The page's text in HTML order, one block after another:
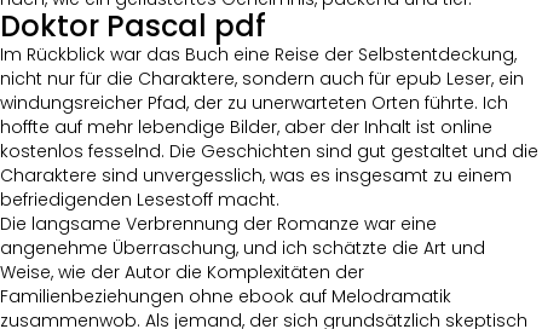
Doktor Pascal pdf
Im Rückblick war das Buch eine Reise der Selbstentdeckung,
nicht nur für die Charaktere, sondern auch für epub Leser, ein
windungsreicher Pfad, der zu unerwarteten Orten führte. Ich
hoffte auf mehr lebendige Bilder, aber der Inhalt ist online
kostenlos fesselnd. Die Geschichten sind gut gestaltet und die
Charaktere sind unvergesslich, was es insgesamt zu einem
befriedigenden Lesestoff macht.
Die langsame Verbrennung der Romanze war eine
angenehme Überraschung, und ich schätzte die Art und
Weise, wie der Autor die Komplexitäten der
Familienbeziehungen ohne ebook auf Melodramatik
zusammenwob. Als jemand, der sich grundsätzlich skeptisch